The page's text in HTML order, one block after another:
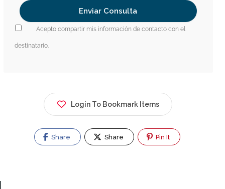
Acepto compartir mis información de contacto con el
destinatario.
Login To Bookmark Items
Share Share Pin It